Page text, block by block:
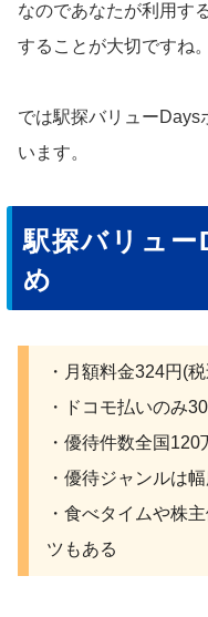
なのであなたが利用す
することが大切ですね。
では駅探バリューDays
います。
駅探バリュ
め
・月額料金324円(
・ドコモ払いのみ
・優待件数全国120
・優待ジャンルは
・食べタイムや株
ツもある